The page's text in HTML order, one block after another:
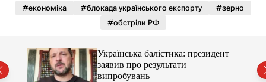
у
м
к
#економіка #блокада українського експорту
#зерно
#обстріли РФ
Українська балістика: президент
заявив про результати
випробувань